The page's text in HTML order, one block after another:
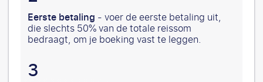
Eerste betaling - voer de eerste betaling uit,
die slechts 50% van de totale reissom
bedraagt, om je boeking vast te leggen.